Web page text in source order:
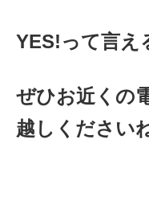
YES!って言え
ぜひお近くの
越しください